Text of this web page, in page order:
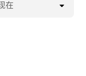
在